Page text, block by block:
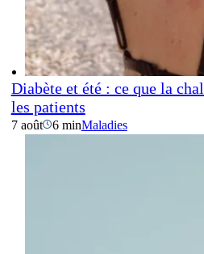
Diabète et été : ce que la
les patients
7 août 6 minMaladies